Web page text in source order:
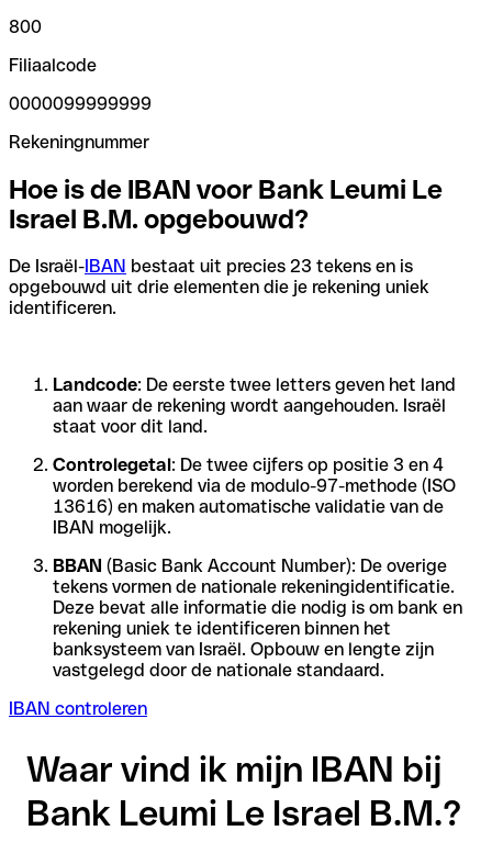
800
Filiaalcode
0000099999999
Rekeningnummer
Hoe is de IBAN voor Bank Leumi Le
Israel B.M. opgebouwd?
De Israël-IBAN bestaat uit precies 23 tekens en is
opgebouwd uit drie elementen die je rekening uniek
identificeren.
Landcode: De eerste twee letters geven het land
aan waar de rekening wordt aangehouden. Israël
staat voor dit land.
Controlegetal: De twee cijfers op positie 3 en 4
worden berekend via de modulo-97-methode (ISO
13616) en maken automatische validatie van de
IBAN mogelijk.
BBAN (Basic Bank Account Number): De overige
tekens vormen de nationale rekeningidentificatie.
Deze bevat alle informatie die nodig is om bank en
rekening uniek te identificeren binnen het
banksysteem van Israël. Opbouw en lengte zijn
vastgelegd door de nationale standaard.
IBAN controleren
Waar vind ik mijn IBAN bij
Bank Leumi Le Israel B.M.?